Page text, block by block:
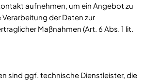
aufnehmen, um ein Angebot zu
der Daten zur
Maßnahmen (Art. 6 Abs. 1 lit.
sind ggf. technische Dienstleister, die